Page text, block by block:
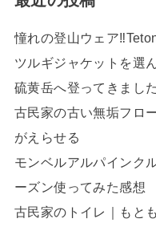
憧れの登山ウェア
ツルギジャケットを選
硫黄岳へ登ってきまし
古民家の古い無垢フロ
がえらせる
モンベルアルパインク
ーズン使ってみた感想
古民家のトイレ｜もと